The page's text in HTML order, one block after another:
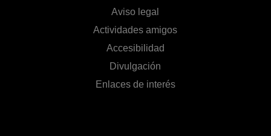
Aviso legal
Actividades amigos
Accesibilidad
Divulgación
Enlaces de interés